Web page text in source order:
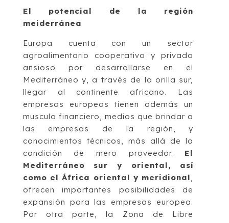
El potencial de la región
meiderránea
Europa cuenta con un sector
agroalimentario cooperativo y privado
ansioso por desarrollarse en el
Mediterráneo y, a través de la orilla sur,
llegar al continente africano. Las
empresas europeas tienen además un
musculo financiero, medios que brindar a
las empresas de la región, y
conocimientos técnicos, más allá de la
condición de mero proveedor. El
Mediterráneo sur y oriental, así
como el África oriental y meridional,
ofrecen importantes posibilidades de
expansión para las empresas europea.
Por otra parte, la Zona de Libre